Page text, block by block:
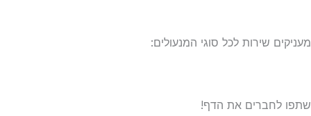
מעניקים שירות לכל סוגי המנעולים:
שתפו לחברים את הדף!